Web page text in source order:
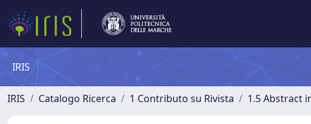
IRIS
IRIS Catalogo Ricerca 1 Contributo su Rivista 1.5 Abstract